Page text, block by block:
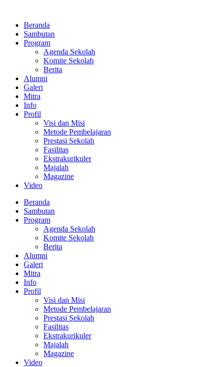
kontenBeranda
Sambutan
Program
Agenda Sekolah
Komite Sekolah
Berita
Alumni
Galeri
Mitra
Info
Profil
Visi dan Misi
Metode Pembelajaran
Prestasi Sekolah
Fasilitas
Ekstrakurikuler
Majalah
Magazine
Video
Beranda
Sambutan
Program
Agenda Sekolah
Komite Sekolah
Berita
Alumni
Galeri
Mitra
Info
Profil
Visi dan Misi
Metode Pembelajaran
Prestasi Sekolah
Fasilitas
Ekstrakurikuler
Majalah
Magazine
Video